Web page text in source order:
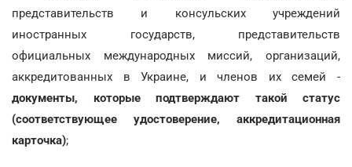
представительств и консульских учреждений
иностранных государств, представительств
официальных международных миссий, организаций,
аккредитованных в Украине, и членов их семей -
документы, которые подтверждают такой статус
(соответствующее удостоверение, аккредитационная
карточка);